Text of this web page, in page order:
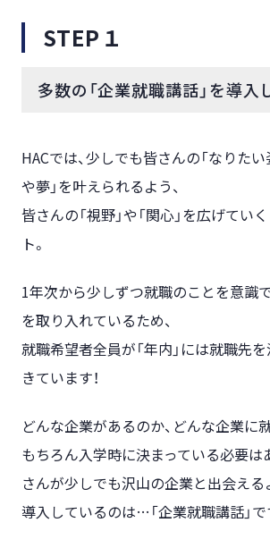
STEP１
多数の「企業就職講話」を導入
HACでは、少しでも皆さんの「なりたい
や夢」を叶えられるよう、
皆さんの「視野」や「関心」を広げてい
ト。
1年次から少しずつ就職のことを意識
を取り入れているため、
就職希望者全員が「年内」には就職先
きています！
どんな企業があるのか、どんな企業に
もちろん入学時に決まっている必要は
さんが少しでも沢山の企業と出会える
導入しているのは…「企業就職講話」で